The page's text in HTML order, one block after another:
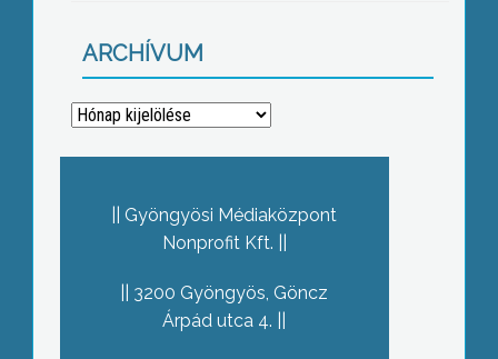
ARCHÍVUM
Archívum
Gyöngyösi Médiaközpont
Nonprofit Kft.
3200 Gyöngyös, Göncz
Árpád utca 4.